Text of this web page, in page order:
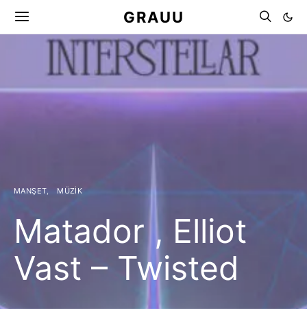
GRAUU
MANŞET MÜZIK
Matador , Elliot
Vast – Twisted